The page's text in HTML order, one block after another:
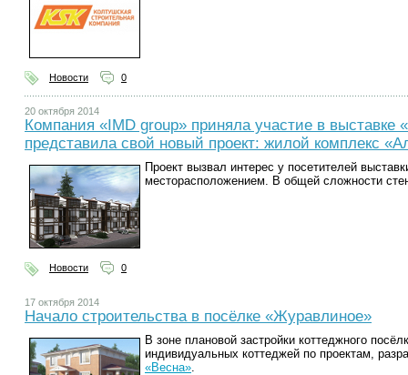
Новости 0
20 октября 2014
Компания «IMD group» приняла участие в
представила свой новый проект: жилой комплекс
Проект вызвал интерес у посетителей
месторасположением. В общей сложности
Новости 0
17 октября 2014
Начало строительства в посёлке «Журавлиное»
В зоне плановой застройки коттеджного
индивидуальных коттеджей по проектам,
«Весна»